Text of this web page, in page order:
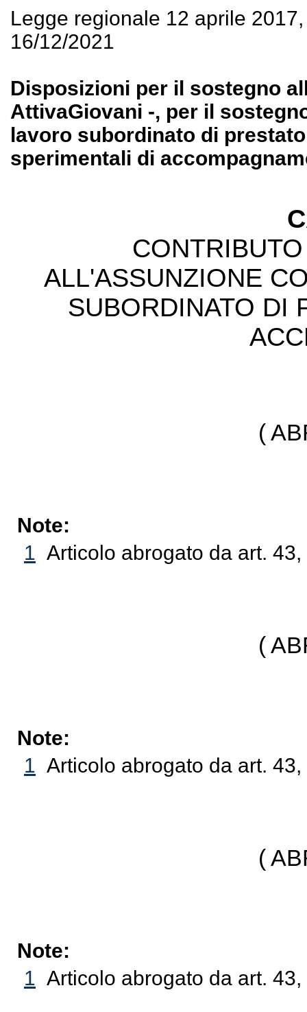
Legge regionale 12 aprile
16/12/2021
Disposizioni per il sostegno
AttivaGiovani -, per il
lavoro subordinato di
sperimentali di
ALL'ASSUNZIONE
SUBORDINATO DI
(
Note:
1 Articolo abrogato da art.
(
Note:
1 Articolo abrogato da art.
(
Note:
1 Articolo abrogato da art.